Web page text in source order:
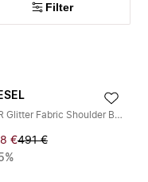
Filter
1DR Glitter Fabric Shoulder Bag
€491 €